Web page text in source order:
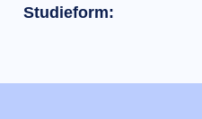
Studieform: